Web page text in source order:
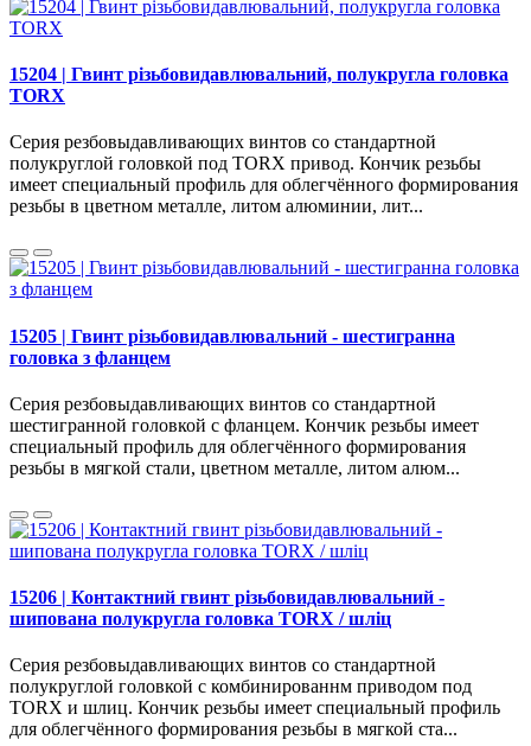
15204 | Гвинт різьбовидавлювальний, полукругла головка
TORX
Серия резбовыдавливающих винтов со стандартной
полукруглой головкой под TORX привод. Кончик резьбы
имеет специальный профиль для облегчённого формирования
резьбы в цветном металле, литом алюминии, лит...
15205 | Гвинт різьбовидавлювальний - шестигранна
головка з фланцем
Серия резбовыдавливающих винтов со стандартной
шестигранной головкой с фланцем. Кончик резьбы имеет
специальный профиль для облегчённого формирования
резьбы в мягкой стали, цветном металле, литом алюм...
15206 | Контактний гвинт різьбовидавлювальний -
шипована полукругла головка TORX / шліц
Серия резбовыдавливающих винтов со стандартной
полукруглой головкой с комбинированнм приводом под
TORX и шлиц. Кончик резьбы имеет специальный профиль
для облегчённого формирования резьбы в мягкой ста...